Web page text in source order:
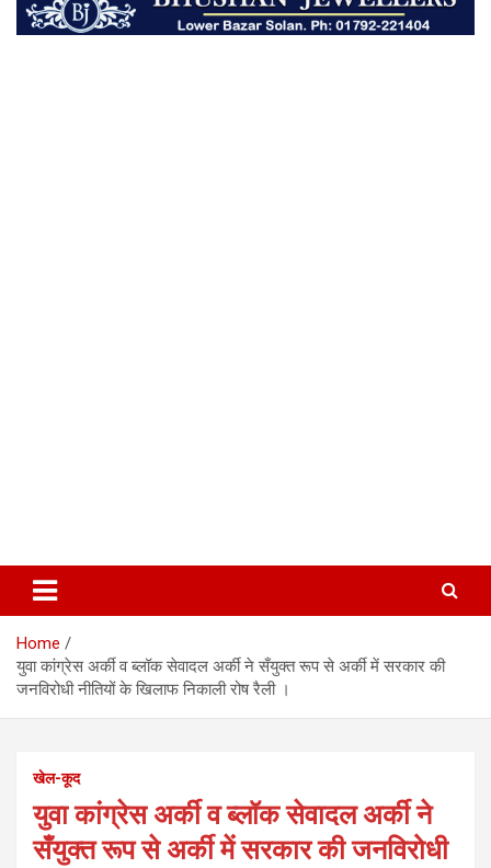
Home
युवा कांग्रेस अर्की व ब्लॉक सेवादल अर्की ने सँयुक्त रूप से अर्की में सरकार की
जनविरोधी नीतियों के खिलाफ निकाली रोष रैली ।
खेल-कूद
युवा कांग्रेस अर्की व ब्लॉक सेवादल अर्की ने
सँयुक्त रूप से अर्की में सरकार की जनविरोधी